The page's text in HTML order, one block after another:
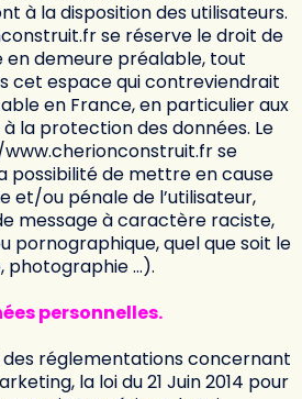
à la disposition des utilisateurs.
se réserve le droit de
en demeure préalable, tout
cet espace qui contreviendrait
en France, en particulier aux
la protection des données. Le
se
possibilité de mettre en cause
et/ou pénale de l’utilisateur,
message à caractère raciste,
pornographique, quel que soit le
photographie …).
personnelles.
des réglementations concernant
la loi du 21 Juin 2014 pour